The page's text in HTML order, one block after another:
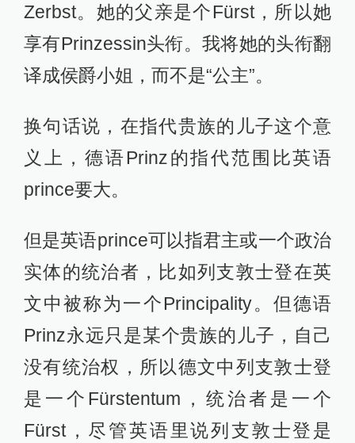
Zerbst。她的父亲是个Fürst，所以她
享有Prinzessin头衔。我将她的头衔翻
译成侯爵小姐，而不是“公主”。
换句话说，在指代贵族的儿子这个意
义上，德语Prinz的指代范围比英语
prince要大。
但是英语prince可以指君主或一个政治
实体的统治者，比如列支敦士登在英
文中被称为一个Principality。但德语
Prinz永远只是某个贵族的儿子，自己
没有统治权，所以德文中列支敦士登
是一个Fürstentum，统治者是一个
Fürst，尽管英语里说列支敦士登是